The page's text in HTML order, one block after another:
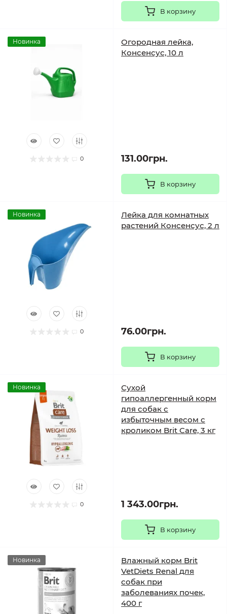
В корзину
Новинка
0
Огородная лейка,
Консенсус, 10 л
131.00грн.
В корзину
Новинка
0
Лейка для комнатных
растений Консенсус, 2 л
76.00грн.
В корзину
Новинка
0
Сухой
гипоаллергенный корм
для собак с
избыточным весом с
кроликом Brit Care, 3 кг
1 343.00грн.
В корзину
Новинка
Влажный корм Brit
VetDiets Renal для
собак при
заболеваниях почек,
400 г